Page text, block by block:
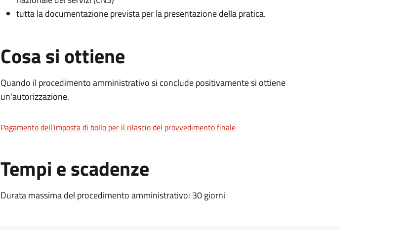
tutta la documentazione prevista per la presentazione della pratica.
Cosa si ottiene
Quando il procedimento amministrativo si conclude positivamente si ottiene
un'autorizzazione.
Pagamento dell'imposta di bollo per il rilascio del provvedimento finale
Tempi e scadenze
Durata massima del procedimento amministrativo: 30 giorni